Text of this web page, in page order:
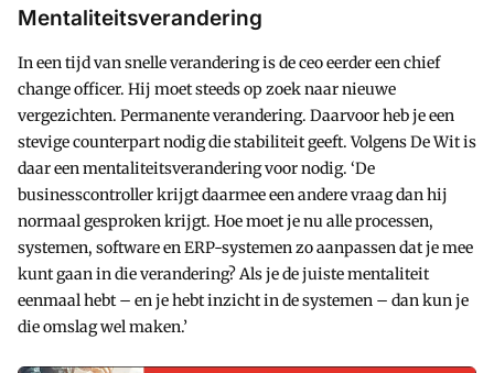
Mentaliteitsverandering
In een tijd van snelle verandering is de ceo eerder een chief
change officer. Hij moet steeds op zoek naar nieuwe
vergezichten. Permanente verandering. Daarvoor heb je een
stevige counterpart nodig die stabiliteit geeft. Volgens De Wit is
daar een mentaliteitsverandering voor nodig. ‘De
businesscontroller krijgt daarmee een andere vraag dan hij
normaal gesproken krijgt. Hoe moet je nu alle processen,
systemen, software en ERP-systemen zo aanpassen dat je mee
kunt gaan in die verandering? Als je de juiste mentaliteit
eenmaal hebt – en je hebt inzicht in de systemen – dan kun je
die omslag wel maken.’